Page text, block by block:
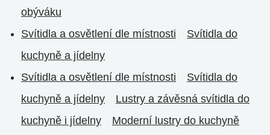
obýváku
Svítidla a osvětlení dle místnosti
Svítidla do
kuchyně a jídelny
Svítidla a osvětlení dle místnosti
Svítidla do
kuchyně a jídelny
Lustry a závěsná svítidla do
kuchyně i jídelny
Moderní lustry do kuchyně